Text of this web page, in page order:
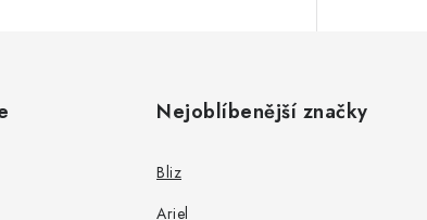
Nejoblíbenější značky
Bliz
Ariel